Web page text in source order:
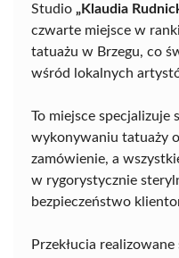
Studio „Klaudia
czwarte miejsce w
tatuażu w Brzegu, co
wśród lokalnych
To miejsce specjalizuje
wykonywaniu tatuaży
zamówienie, a
w rygorystycznie
bezpieczeństwo
Przekłucia